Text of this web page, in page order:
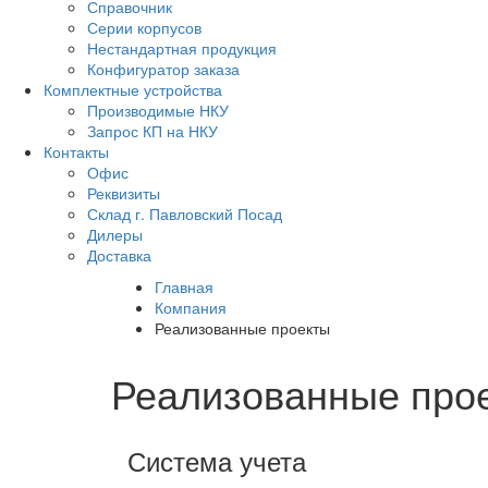
Справочник
Серии корпусов
Нестандартная продукция
Конфигуратор заказа
Комплектные устройства
Производимые НКУ
Запрос КП на НКУ
Контакты
Офис
Реквизиты
Склад г. Павловский Посад
Дилеры
Доставка
Главная
Компания
Реализованные проекты
Реализованные
Система учета